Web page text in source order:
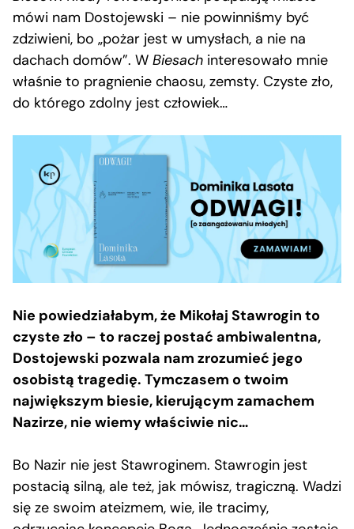
mówi nam Dostojewski – nie powinniśmy być
zdziwieni, bo „pożar jest w umysłach, a nie na
dachach domów”. W Biesach interesowało mnie
właśnie to pragnienie chaosu, zemsty. Czyste zło,
do którego zdolny jest człowiek…
Nie powiedziałabym, że Mikołaj Stawrogin to
czyste zło – to raczej postać ambiwalentna,
Dostojewski pozwala nam zrozumieć jego
osobistą tragedię. Tymczasem o twoim
największym biesie, kierującym zamachem
Nazirze, nie wiemy właściwie nic…
Bo Nazir nie jest Stawroginem. Stawrogin jest
postacią silną, ale też, jak mówisz, tragiczną. Wadzi
się ze swoim ateizmem, wie, ile tracimy,